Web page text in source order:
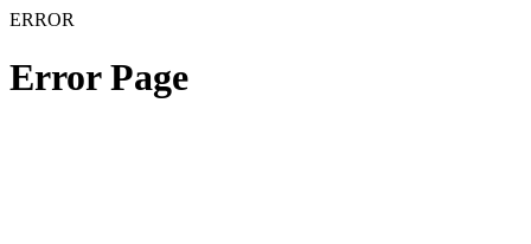
ERROR
Error Page